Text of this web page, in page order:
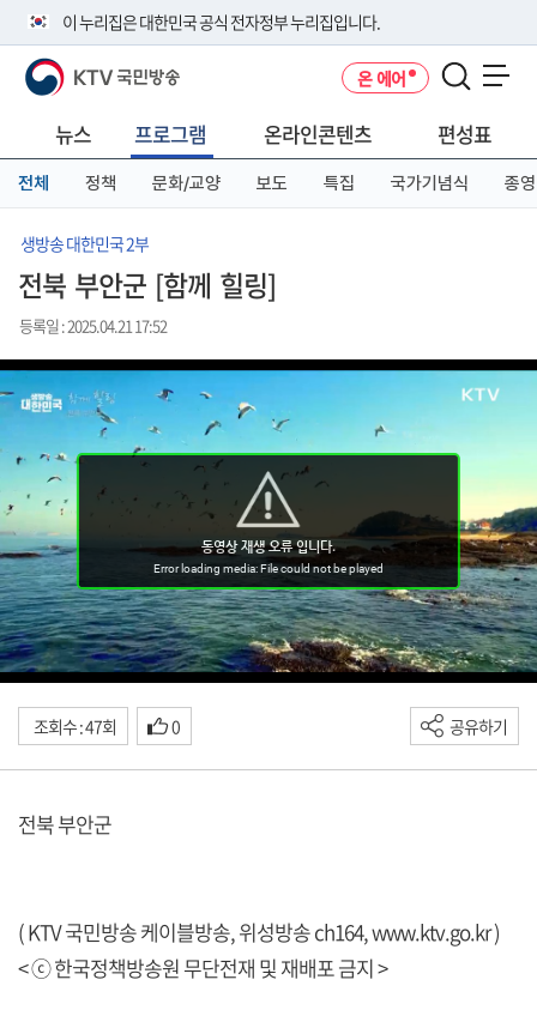
이 누리집은 대한민국 공식 전자정부 누리집입니다.
공식 누리집 주소 확인하기
니다.
이밖에 or.kr 또는 .kr등 다른 도메인 주소를 사용하고 있다면 아래 URL에
서 도메인 주소를 확인해 보세요
KTV 국민방송 온 에어
뉴스 프로그램 온라인콘텐츠 편성표
전체 정책 문화/교양 보도 특집 국가기념식 종영
생방송 대한민국 2부
전북 부안군 [함께 힐링]
등록일 : 2025.04.21 17:52
조회수 : 47회 0 공유하기
전북 부안군
( KTV 국민방송 케이블방송, 위성방송 ch164,www.ktv.go.kr)
< ⓒ 한국정책방송원 무단전재 및 재배포 금지 >